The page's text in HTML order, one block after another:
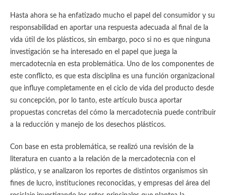
Hasta ahora se ha enfatizado mucho el papel del consumidor y su
responsabilidad en aportar una respuesta adecuada al final de la
vida útil de los plásticos, sin embargo, poco si no es que ninguna
investigación se ha interesado en el papel que juega la
mercadotecnia en esta problemática. Uno de los componentes de
este conflicto, es que esta disciplina es una función organizacional
que influye completamente en el ciclo de vida del producto desde
su concepción, por lo tanto, este artículo busca aportar
propuestas concretas del cómo la mercadotecnia puede contribuir
a la reducción y manejo de los desechos plásticos.
Con base en esta problemática, se realizó una revisión de la
literatura en cuanto a la relación de la mercadotecnia con el
plástico, y se analizaron los reportes de distintos organismos sin
fines de lucro, instituciones reconocidas, y empresas del área del